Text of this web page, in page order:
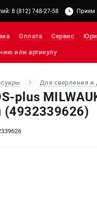
8 (812) 748-27-58 Прием
Оплата Сервис
Для сверления и
plus